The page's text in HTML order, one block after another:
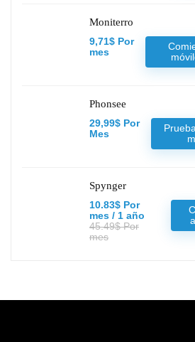
Moniterro
9,71$ Por
mes
Phonsee
29,99$ Por
Mes
Spynger
10.83$ Por
mes / 1 año
45.49$ Por
mes